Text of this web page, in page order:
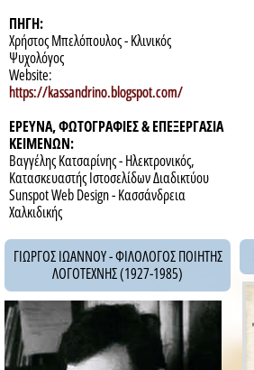
ΠΗΓΗ:
Χρήστος Μπελόπουλος - Κλινικός
Ψυχολόγος
Website:
https://kassandrino.blogspot.com/
ΕΡΕΥΝΑ, ΦΩΤΟΓΡΑΦΙΕΣ & ΕΠΕΞΕΡΓΑΣΙΑ
ΚΕΙΜΕΝΩΝ:
Βαγγέλης Κατσαρίνης - Ηλεκτρονικός,
Κατασκευαστής Ιστοσελίδων Διαδικτύου
Sunspot Web Design - Κασσάνδρεια
Χαλκιδικής
ΓΙΩΡΓΟΣ ΙΩΑΝΝΟΥ - ΦΙΛΟΛΟΓΟΣ ΠΟΙΗΤΗΣ
ΛΟΓΟΤΕΧΝΗΣ (1927-1985)